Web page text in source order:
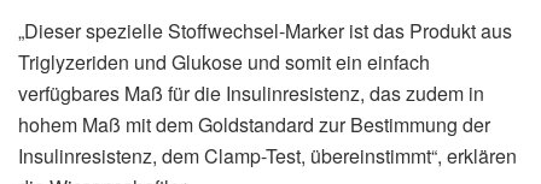
„Dieser spezielle Stoffwechsel-Marker ist das Produkt aus
Triglyzeriden und Glukose und somit ein einfach
verfügbares Maß für die Insulinresistenz, das zudem in
hohem Maß mit dem Goldstandard zur Bestimmung der
Insulinresistenz, dem Clamp-Test, übereinstimmt“, erklären